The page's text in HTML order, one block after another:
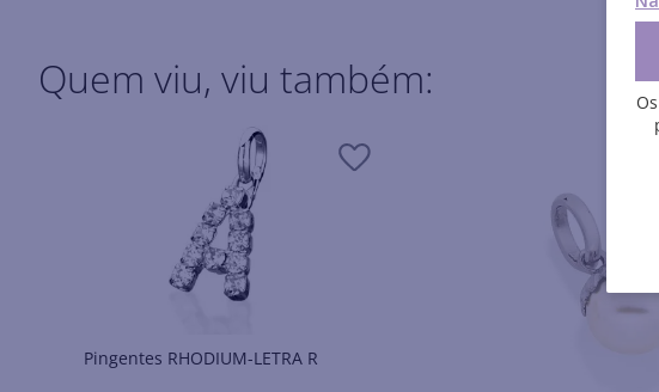
Quem viu, viu também:
Pingentes RHODIUM-LETRA R